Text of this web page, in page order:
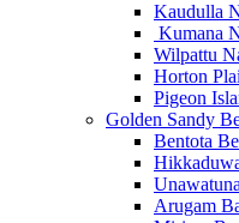
Kaudulla
Kumana
Wilpattu
Horton
Pigeon
Golden Sandy
Bentota
Arugam